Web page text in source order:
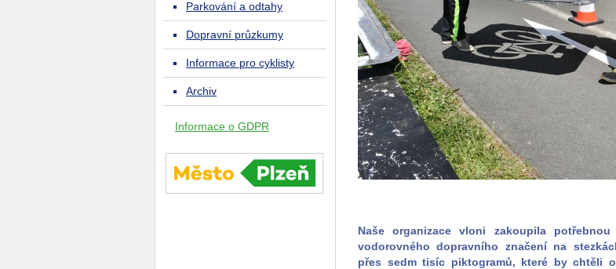
Naše organizace vloni zakoupila
vodorovného dopravního značení na
přes sedm tisíc piktogramů, které by chtěli
Parkování a odtahy
Dopravní průzkumy
Informace pro cyklisty
Archiv
Informace o GDPR